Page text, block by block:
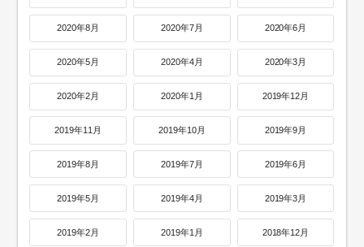
2020年8月 2020年7月 2020年6月
2020年5月 2020年4月 2020年3月
2020年2月 2020年1月 2019年12月
2019年11月 2019年10月 2019年9月
2019年8月 2019年7月 2019年6月
2019年5月 2019年4月 2019年3月
2019年2月 2019年1月 2018年12月